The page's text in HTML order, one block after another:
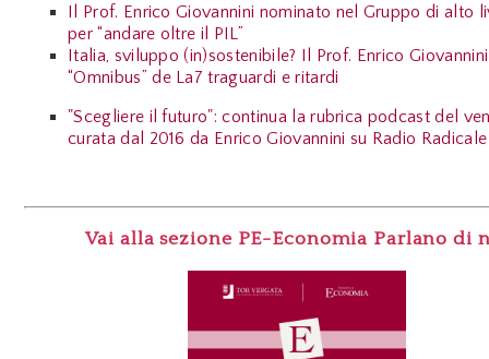
Il Prof. Enrico Giovannini nominato nel Gruppo di alto
per “andare oltre il PIL”
Italia, sviluppo (in)sostenibile? Il Prof. Enrico
“Omnibus” de La7 traguardi e ritardi
"Scegliere il futuro": continua la rubrica podcast del
curata dal 2016 da Enrico Giovannini su Radio Radicale
Vai alla sezione PE-Economia Parlano di